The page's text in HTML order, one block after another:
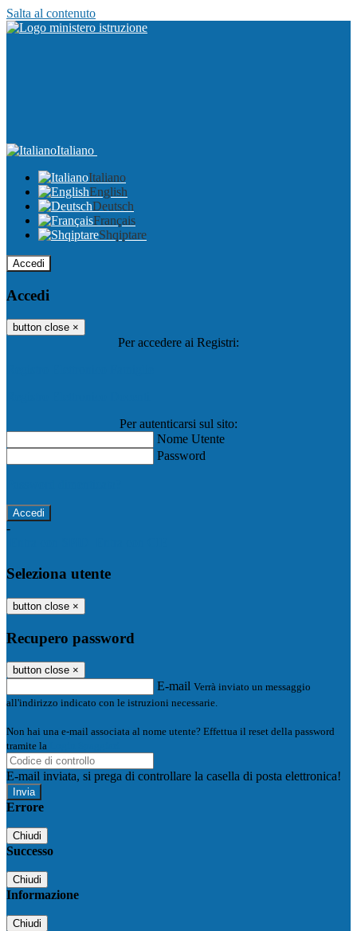
Salta al contenuto
Italiano
Italiano
English
Deutsch
Français
Shqiptare
Accedi
Accedi
button close ×
Per accedere ai Registri:
Per autenticarsi sul sito:
Nome Utente
Password
-
Seleziona utente
button close ×
Recupero password
button close ×
E-mail Verrà inviato un messaggio
all'indirizzo indicato con le istruzioni necessarie.
Non hai una e-mail associata al nome utente? Effettua il reset della password
tramite la
E-mail inviata, si prega di controllare la casella di posta elettronica!
Errore
Chiudi
Successo
Chiudi
Informazione
Chiudi